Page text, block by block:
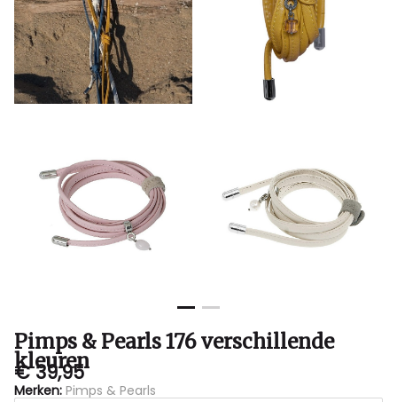
Pimps & Pearls 176 verschillende
kleuren
€ 39,95
Merken: Pimps & Pearls